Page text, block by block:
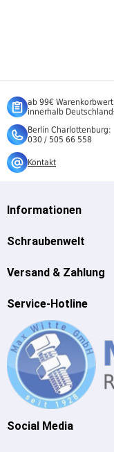
ab 99€
innerhalb
Berlin Charlottenburg:
030 / 505 66 558
Kontakt
Informationen
Schraubenwelt
Versand & Zahlung
Service-Hotline
Social Media